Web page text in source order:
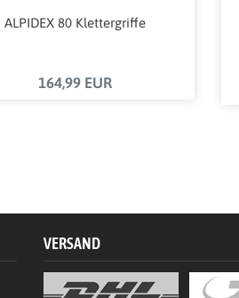
ALPIDEX 80 Klettergriffe
164,99 EUR
VERSAND